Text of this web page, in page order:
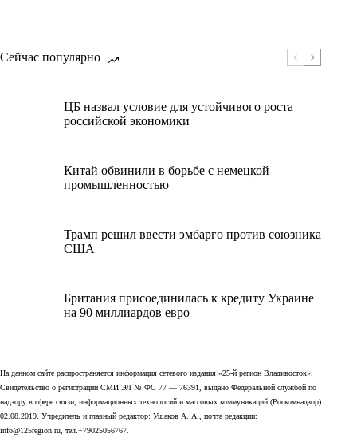
Сейчас популярно
ЦБ назвал условие для устойчивого роста
российской экономики
Китай обвинили в борьбе с немецкой
промышленностью
Трамп решил ввести эмбарго против союзника
США
Британия присоединилась к кредиту Украине
на 90 миллиардов евро
На данном сайте распространяется информация сетевого издания «25-й регион Владивосток».
Свидетельство о регистрации СМИ ЭЛ № ФС 77 — 76391, выдано Федеральной службой по
надзору в сфере связи, информационных технологий и массовых коммуникаций (Роскомнадзор)
02.08.2019. Учредитель и главный редактор: Ушаков А. А., почта редакции:
info@125region.ru, тел.+79025056767.